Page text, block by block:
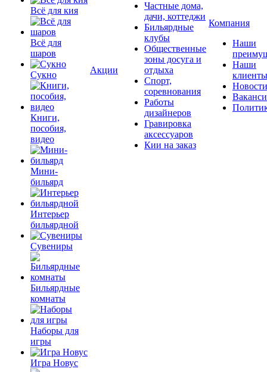
Всё для кия
Всё для
шаров
Сукно
Книги,
пособия,
видео
Мини-
бильярд
Интерьер
бильярдной
Сувениры
Бильярдные
комнаты
Наборы для
игры
Игра Новус
Акции
Частные дома,
дачи, коттеджи
Бильярдные
клубы
Общественные
зоны досуга и
отдыха
Спорт,
соревнования
Работы
дизайнеров
Гравировка
аксессуаров
Кии на заказ
Компания
Наши
Наши
клиенты
Новости